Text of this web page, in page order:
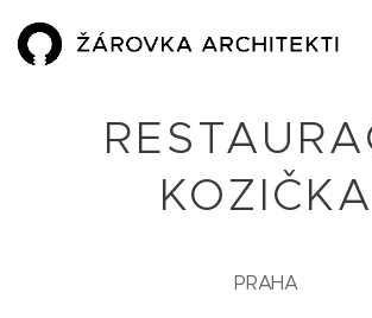
KOZIČKA
PRAHA